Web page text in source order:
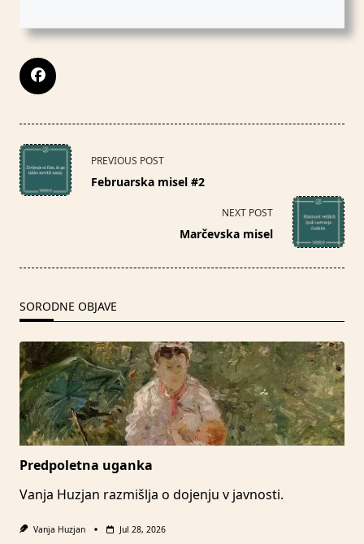
<span
class="nav-
subtitle
PREVIOUS POST
Februarska misel #2
NEXT POST
Marčevska misel
SORODNE OBJAVE
Predpoletna uganka
Vanja Huzjan razmišlja o dojenju v javnosti.
Vanja Huzjan Jul 28, 2026